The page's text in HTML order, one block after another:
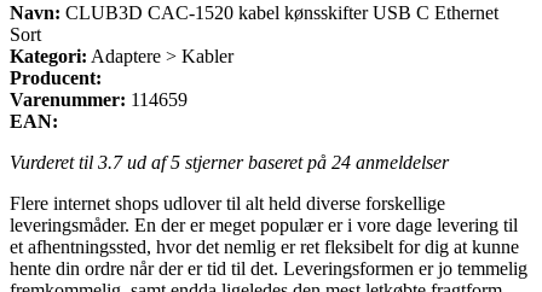
Navn: CLUB3D CAC-1520 kabel kønsskifter USB C Ethernet
Sort
Kategori: Adaptere > Kabler
Producent:
Varenummer: 114659
EAN:
Vurderet til 3.7ud af 5 stjerner baseret på 24 anmeldelser
Flere internet shops udlover til alt held diverse forskellige
leveringsmåder. En der er meget populær er i vore dage levering til
et afhentningssted, hvor det nemlig er ret fleksibelt for dig at kunne
hente din ordre når der er tid til det. Leveringsformen er jo temmelig